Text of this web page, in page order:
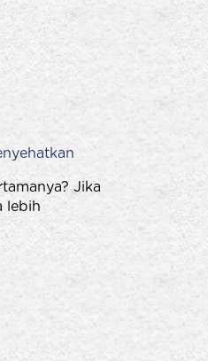
Jika
lebih